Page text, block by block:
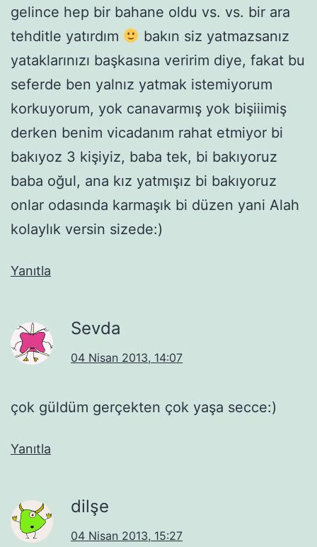
gelince hep bir bahane oldu vs. vs. bir ara
tehditle yatırdım
bakın siz yatmazsanız
yataklarınızı başkasına veririm diye, fakat bu
seferde ben yalnız yatmak istemiyorum
korkuyorum, yok canavarmış yok bişiiimiş
derken benim vicadanım rahat etmiyor bi
bakıyoz 3 kişiyiz, baba tek, bi bakıyoruz
baba oğul, ana kız yatmışız bi bakıyoruz
onlar odasında karmaşık bi düzen yani Alah
kolaylık versin sizede:)
Yanıtla
Sevda
04 Nisan 2013, 14:07
çok güldüm gerçekten çok yaşa secce:)
Yanıtla
dilşe
04 Nisan 2013, 15:27